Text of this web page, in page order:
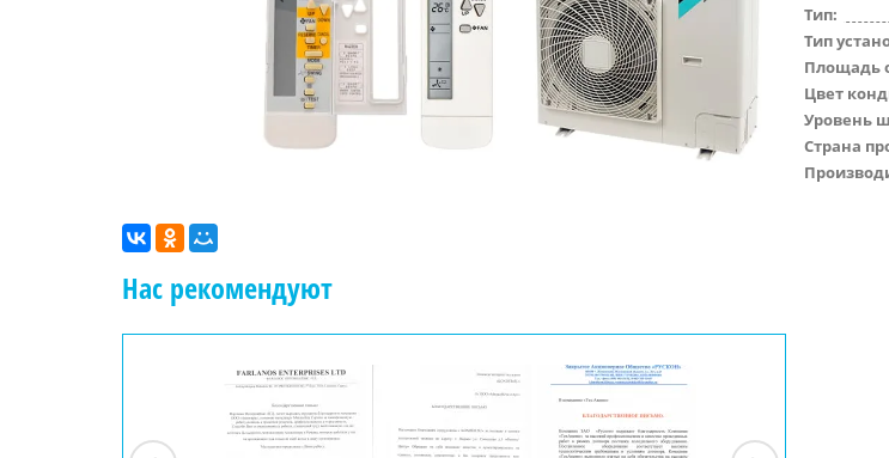
Нас рекомендуют
Тип:
Тип
Площадь
Цвет
Уровень
Страна